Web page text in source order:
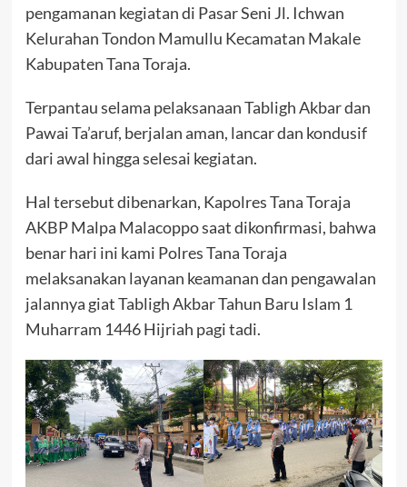
pengamanan kegiatan di Pasar Seni Jl. Ichwan
Kelurahan Tondon Mamullu Kecamatan Makale
Kabupaten Tana Toraja.
Terpantau selama pelaksanaan Tabligh Akbar dan
Pawai Ta’aruf, berjalan aman, lancar dan kondusif
dari awal hingga selesai kegiatan.
Hal tersebut dibenarkan, Kapolres Tana Toraja
AKBP Malpa Malacoppo saat dikonfirmasi, bahwa
benar hari ini kami Polres Tana Toraja
melaksanakan layanan keamanan dan pengawalan
jalannya giat Tabligh Akbar Tahun Baru Islam 1
Muharram 1446 Hijriah pagi tadi.